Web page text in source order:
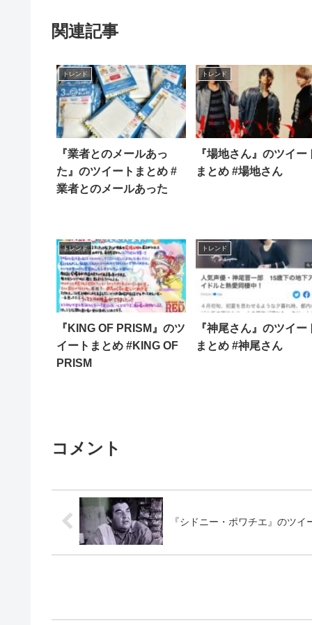
関連記事
トレンド
『業者とのメールあっ
た』のツイートまとめ #
業者とのメールあった
トレンド
『場地さん』のツイー
まとめ #場地さん
トレンド
『KING OF PRISM』のツ
イートまとめ #KING OF
PRISM
トレンド
『神尾さん』のツイー
まとめ #神尾さん
コメント
『シドニー・ポワチエ』のツ